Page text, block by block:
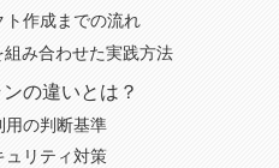
ト作成までの流れ
み合わせた実践方法
の違いとは？
用の判断基準
ュリティ対策